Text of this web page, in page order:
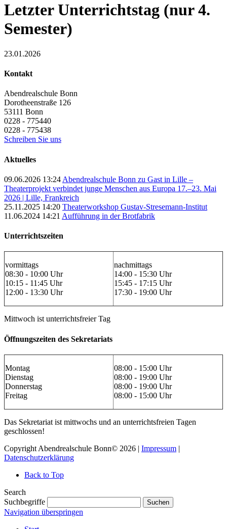
Letzter Unterrichtstag (nur 4.
Semester)
23.01.2026
Kontakt
Abendrealschule Bonn
Dorotheenstraße 126
53111 Bonn
0228 - 775440
0228 - 775438
Schreiben Sie uns
Aktuelles
09.06.2026 13:24 Abendrealschule Bonn zu Gast in Lille –
Theaterprojekt verbindet junge Menschen aus Europa 17.–23. Mai
2026 | Lille, Frankreich
25.11.2025 14:20 Theaterworkshop Gustav-Stresemann-Institut
11.06.2024 14:21 Aufführung in der Brotfabrik
Unterrichtszeiten
vormittags
08:30 - 10:00 Uhr
10:15 - 11:45 Uhr
12:00 - 13:30 Uhr
nachmittags
14:00 - 15:30 Uhr
15:45 - 17:15 Uhr
17:30 - 19:00 Uhr
Mittwoch ist unterrichtsfreier Tag
Öffnungszeiten des Sekretariats
Montag
Dienstag
Donnerstag
Freitag
08:00 - 15:00 Uhr
08:00 - 19:00 Uhr
08:00 - 19:00 Uhr
08:00 - 15:00 Uhr
Das Sekretariat ist mittwochs und an unterrichtsfreien Tagen
geschlossen!
Copyright Abendrealschule Bonn© 2026 | Impressum |
Datenschutzerklärung
Back to Top
Search
Suchbegriffe
Suchen
Navigation überspringen